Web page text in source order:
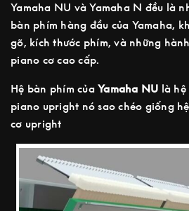
Yamaha NU và Yamaha N đều là
bàn phím hàng đầu của Yamaha,
gõ, kích thước phím, và những
piano cơ cao cấp.
Hệ bàn phím của Yamaha NU là hệ
piano upright nó sao chéo giống
cơ upright